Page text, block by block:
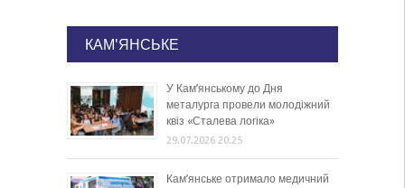
КАМ'ЯНСЬКЕ
У Кам’янському до Дня
металурга провели молодіжний
квіз «Сталева логіка»
29.07.2026 20:25
Кам’янське отримало медичний